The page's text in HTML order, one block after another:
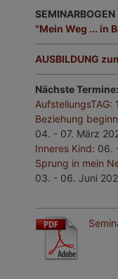
SEMINARBOGEN
"Mein Weg ... in
AUSBILDUNG
Nächste Termine:
AufstellungsTAG:
Beziehung
04. - 07. März
Inneres Kind: 06.
Sprung in mein
03. - 06. Juni